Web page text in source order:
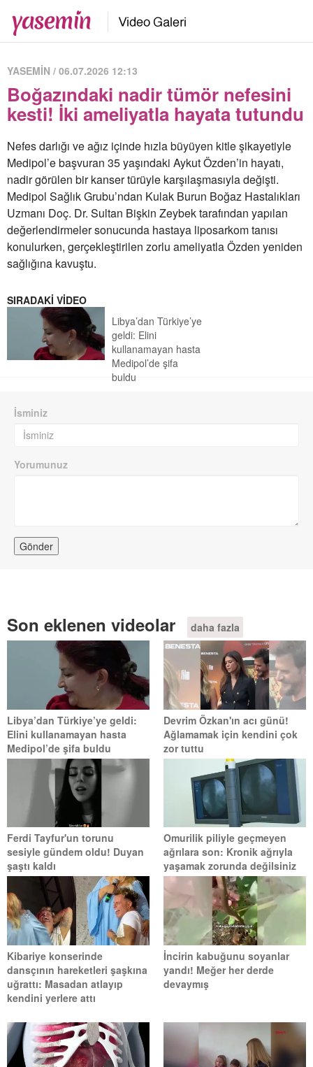
YASEMİN / 06.07.2026 12:13
Boğazındaki nadir tümör nefesini
kesti! İki ameliyatla hayata tutundu
Nefes darlığı ve ağız içinde hızla büyüyen kitle şikayetiyle
Medipol’e başvuran 35 yaşındaki Aykut Özden’in hayatı,
nadir görülen bir kanser türüyle karşılaşmasıyla değişti.
Medipol Sağlık Grubu’ndan Kulak Burun Boğaz Hastalıkları
Uzmanı Doç. Dr. Sultan Bişkin Zeybek tarafından yapılan
değerlendirmeler sonucunda hastaya liposarkom tanısı
konulurken, gerçekleştirilen zorlu ameliyatla Özden yeniden
sağlığına kavuştu.
SIRADAKİ VİDEO
Libya’dan Türkiye’ye
geldi: Elini
kullanamayan hasta
Medipol’de şifa
buldu
İsminiz
Yorumunuz
Son eklenen videolar daha fazla
Libya’dan Türkiye’ye geldi:
Elini kullanamayan hasta
Medipol’de şifa buldu
Devrim Özkan'ın acı günü!
Ağlamamak için kendini çok
zor tuttu
Ferdi Tayfur'un torunu
sesiyle gündem oldu! Duyan
şaştı kaldı
Omurilik piliyle geçmeyen
ağrılara son: Kronik ağrıyla
yaşamak zorunda değilsiniz
Kibariye konserinde
dansçının hareketleri şaşkına
uğrattı: Masadan atlayıp
kendini yerlere attı
İncirin kabuğunu soyanlar
yandı! Meğer her derde
devaymış